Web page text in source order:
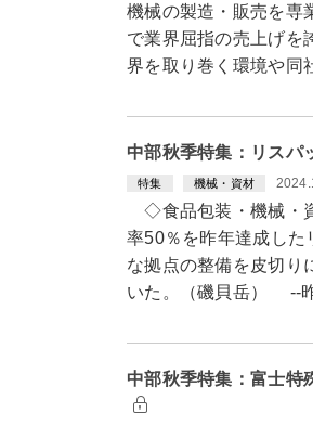
機械の製造・販売を専
で業界屈指の売上げを
界を取り巻く環境や同
中部秋季特集：リス
特集 機械・資材
◇食品包装・機械・
率50％を昨年達成した
な拠点の整備を皮切り
いた。（磯貝岳） --
中部秋季特集：富士